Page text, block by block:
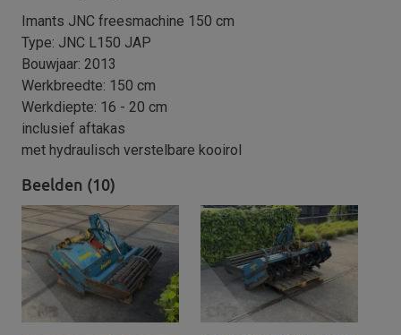
Imants JNC freesmachine 150 cm
Type: JNC L150 JAP
Bouwjaar: 2013
Werkbreedte: 150 cm
Werkdiepte: 16 - 20 cm
inclusief aftakas
met hydraulisch verstelbare kooirol
Beelden (10)